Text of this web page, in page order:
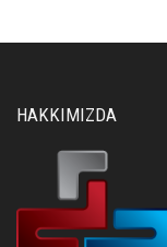
HAKKIMIZDA